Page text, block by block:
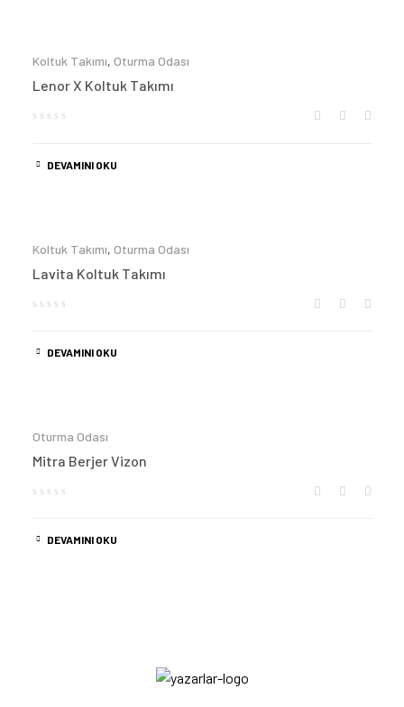
Koltuk Takımı, Oturma Odası
Lenor X Koltuk Takımı
DEVAMINI OKU
Koltuk Takımı, Oturma Odası
Lavita Koltuk Takımı
DEVAMINI OKU
Oturma Odası
Mitra Berjer Vizon
DEVAMINI OKU